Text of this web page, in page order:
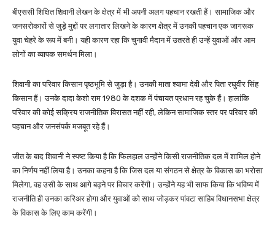
बीएससी शिक्षित शिवानी लेखन के क्षेत्र में भी अपनी अलग पहचान रखती हैं। सामाजिक और
जनसरोकारों से जुड़े मुद्दों पर लगातार लिखने के कारण क्षेत्र में उनकी पहचान एक जागरूक
युवा चेहरे के रूप में बनी। यही कारण रहा कि चुनावी मैदान में उतरते ही उन्हें युवाओं और आम
लोगों का व्यापक समर्थन मिला।
शिवानी का परिवार किसान पृष्ठभूमि से जुड़ा है। उनकी माता श्यामा देवी और पिता रघुवीर सिंह
किसान हैं। उनके दादा केशो राम 1980 के दशक में पंचायत प्रधान रह चुके हैं। हालांकि
परिवार की कोई सक्रिय राजनीतिक विरासत नहीं रही, लेकिन सामाजिक स्तर पर परिवार की
पहचान और जनसंपर्क मजबूत रहे हैं।
जीत के बाद शिवानी ने स्पष्ट किया है कि फिलहाल उन्होंने किसी राजनीतिक दल में शामिल होने
का निर्णय नहीं लिया है। उनका कहना है कि जिस दल या संगठन से क्षेत्र के विकास का भरोसा
मिलेगा, वह उसी के साथ आगे बढ़ने पर विचार करेंगी। उन्होंने यह भी साफ किया कि भविष्य में
राजनीति ही उनका करिअर होगा और युवाओं को साथ जोड़कर पांवटा साहिब विधानसभा क्षेत्र
के विकास के लिए काम करेंगी।